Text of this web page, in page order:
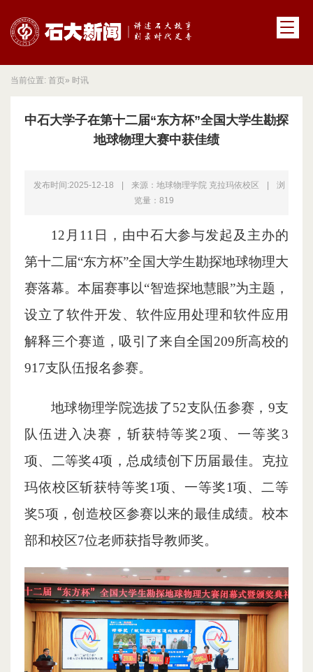
当前位置: 首页» 时讯
中石大学子在第十二届“东方杯”全国大学生勘探
地球物理大赛中获佳绩
发布时间:2025-12-18 来源：地球物理学院 克拉玛依校区
浏
览量： 819
12月11日，由中石大参与发起及主办的
第十二届“东方杯”全国大学生勘探地球物理大
赛落幕。本届赛事以“智造探地慧眼”为主题，
设立了软件开发、软件应用处理和软件应用
解释三个赛道，吸引了来自全国209所高校的
917支队伍报名参赛。
地球物理学院选拔了52支队伍参赛，9支
队伍进入决赛，斩获特等奖2项、一等奖3
项、二等奖4项，总成绩创下历届最佳。克拉
玛依校区斩获特等奖1项、一等奖1项、二等
奖5项，创造校区参赛以来的最佳成绩。校本
部和校区7位老师获指导教师奖。